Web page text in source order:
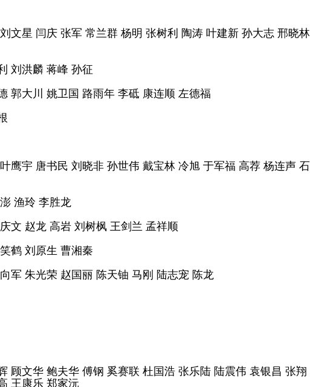
文星 闫庆 张军 常兰群 杨明 张树利 陶涛 叶建新 孙大志 邢晓林
刘洪麟 蒋峰 孙征
郭大川 姚卫国 路雨年 李砥 康连顺 左德福
鹰宇 唐书民 刘晓非 孙世伟 戴宝林 冷旭 于军福 高荐 杨连声 石
渔玲 李胜龙
文 赵龙 高岩 刘树枫 王剑兰 孟祥顺
鹤 刘原生 曹湘秦
军 朱光荣 赵国丽 陈天铀 马刚 陆志宠 陈龙
顾文华 鲍夫华 傅钢 奚赛联 杜国浩 张乐陆 陆震伟 袁银昌 张翔
王康乐 郑家沅